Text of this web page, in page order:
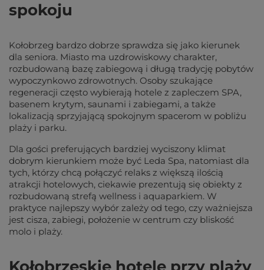
spokoju
Kołobrzeg bardzo dobrze sprawdza się jako kierunek
dla seniora. Miasto ma uzdrowiskowy charakter,
rozbudowaną bazę zabiegową i długą tradycję pobytów
wypoczynkowo zdrowotnych. Osoby szukające
regeneracji często wybierają hotele z zapleczem SPA,
basenem krytym, saunami i zabiegami, a także
lokalizacją sprzyjającą spokojnym spacerom w pobliżu
plaży i parku.
Dla gości preferujących bardziej wyciszony klimat
dobrym kierunkiem może być Leda Spa, natomiast dla
tych, którzy chcą połączyć relaks z większą ilością
atrakcji hotelowych, ciekawie prezentują się obiekty z
rozbudowaną strefą wellness i aquaparkiem. W
praktyce najlepszy wybór zależy od tego, czy ważniejsza
jest cisza, zabiegi, położenie w centrum czy bliskość
molo i plaży.